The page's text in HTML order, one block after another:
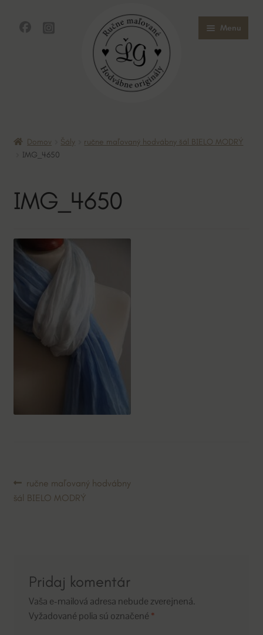
Menu
Obchod
O hodvábe
Kontakt
Domov Šály
ručne maľovaný hodvábny šál BIELO MODRÝ
IMG_4650
IMG_4650
Navigácia
Predchádzajúci
článok:
ručne maľovaný hodvábny
šál BIELO MODRÝ
Pridaj komentár
Vaša e-mailová adresa nebude zverejnená.
Vyžadované polia sú označené *